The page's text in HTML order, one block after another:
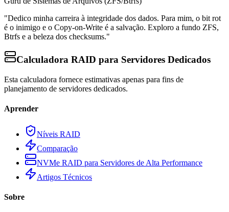
"Dedico minha carreira à integridade dos dados. Para mim, o bit rot
é o inimigo e o Copy-on-Write é a salvação. Exploro a fundo ZFS,
Btrfs e a beleza dos checksums."
Calculadora RAID para Servidores Dedicados
Esta calculadora fornece estimativas apenas para fins de
planejamento de servidores dedicados.
Aprender
Níveis RAID
Comparação
NVMe RAID para Servidores de Alta Performance
Artigos Técnicos
Sobre